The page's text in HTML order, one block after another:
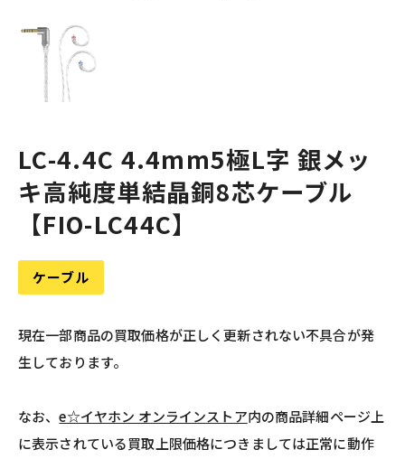
LC-4.4C 4.4mm5極L字 銀メッ
キ高純度単結晶銅8芯ケーブル
【FIO-LC44C】
ケーブル
現在一部商品の買取価格が正しく更新されない不具合が発
生しております。
なお、e☆イヤホン オンラインストア内の商品詳細ページ上
に表示されている買取上限価格につきましては正常に動作